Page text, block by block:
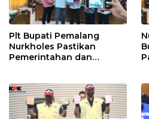
Plt Bupati Pemalang
Nurkholes Pastikan
Pemerintahan dan